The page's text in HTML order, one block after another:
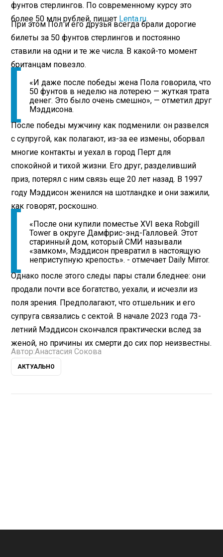
фунтов стерлингов. По современному курсу это
более 50 млн рублей, пишет Lenta.ru.
При этом Пол и его друзья всегда брали дорогие
билеты за 50 фунтов стерлингов и постоянно
ставили на одни и те же числа. В какой-то момент
британцам повезло.
«И даже после победы жена Пола говорила, что
50 фунтов в неделю на лотерею — жуткая трата
денег. Это было очень смешно», — отметил друг
Мэддисона.
После победы мужчину как подменили: он развелся
с супругой, как полагают, из-за ее измены, оборвал
многие контакты и уехал в город Перт для
спокойной и тихой жизни. Его друг, разделивший
приз, потерял с ним связь еще 20 лет назад. В 1997
году Мэддисон женился на шотландке и они зажили,
как говорят, роскошно.
«После они купили поместье XVI века Robgill
Tower в округе Дамфрис-энд-Галловей. Этот
старинный дом, который СМИ называли
«замком», Мэддисон превратил в настоящую
неприступную крепость». - отмечает Daily Mirror.
Однако после этого следы пары стали бледнее: они
продали почти все богатство, уехали, и исчезли из
поля зрения. Предполагают, что отшельник и его
супруга связались с сектой. В начале 2023 года 73-
летний Мэддисон скончался практически вслед за
женой, но причины их смерти до сих пор неизвестны.
Автор:Анастасия Сокова
АКТУАЛЬНО